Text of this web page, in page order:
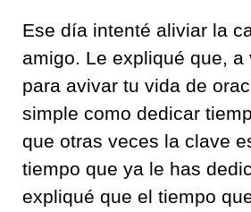
Ese día intenté aliviar la
amigo. Le expliqué que, a
para avivar tu vida de
simple como dedicar
que otras veces la clave
tiempo que ya le has
expliqué que el tiempo